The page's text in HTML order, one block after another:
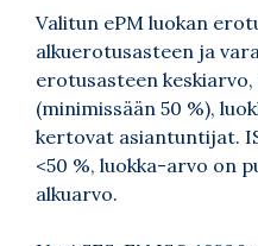
Valitun ePM luokan
alkuerotusasteen ja
erotusasteen keskiarvo,
(minimissään 50 %),
kertovat asiantuntijat.
<50 %, luokka-arvo on
alkuarvo.